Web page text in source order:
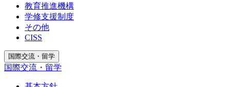
教育推進機構
学修支援制度
その他
CISS
国際交流・留学
国際交流・留学